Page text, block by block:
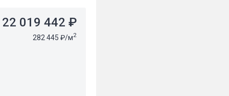
22 019 442 ₽
282 445 ₽/м2